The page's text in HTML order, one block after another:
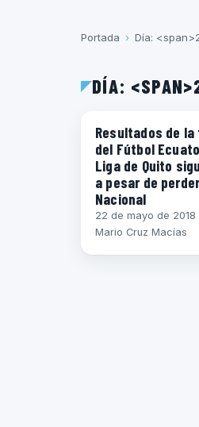
Portada › Día:
DÍA:
ECUADOR
Resultados de la
del Fútbol
Liga de Quito
a pesar de
Nacional
22 de mayo de 2018
Mario Cruz Macías